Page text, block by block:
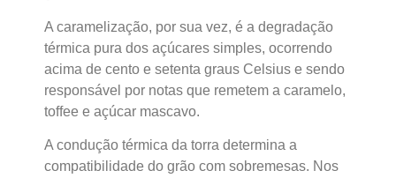
A caramelização, por sua vez, é a degradação
térmica pura dos açúcares simples, ocorrendo
acima de cento e setenta graus Celsius e sendo
responsável por notas que remetem a caramelo,
toffee e açúcar mascavo.
A condução térmica da torra determina a
compatibilidade do grão com sobremesas. Nos